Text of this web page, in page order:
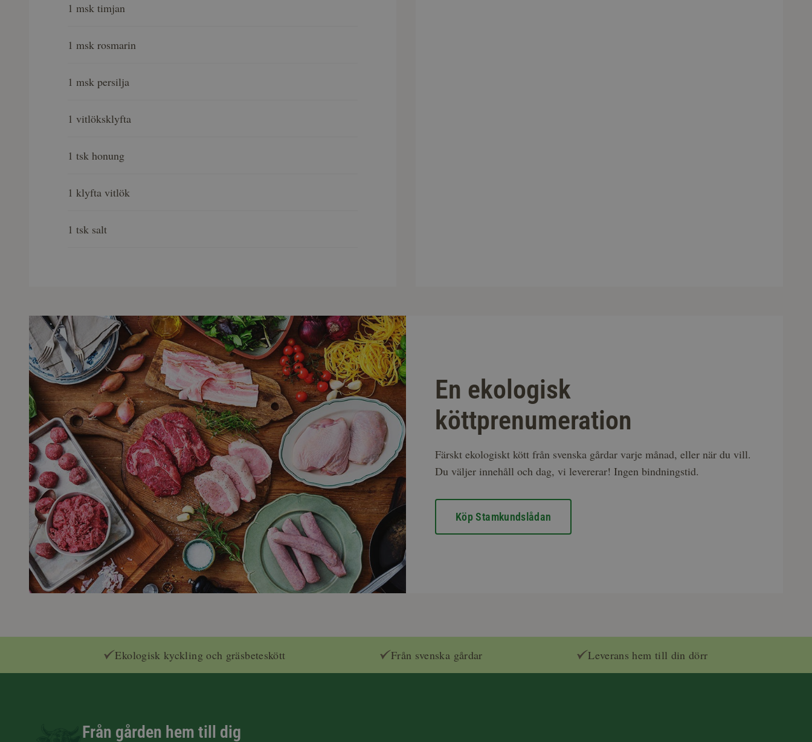
1 msk timjan
1 msk rosmarin
1 msk persilja
1 vitlöksklyfta
1 tsk honung
1 klyfta vitlök
1 tsk salt
En ekologisk
köttprenumeration
Färskt ekologiskt kött från svenska gårdar varje månad, eller när du vill.
Du väljer innehåll och dag, vi levererar! Ingen bindningstid.
Köp Stamkundslådan
Ekologisk kyckling och gräsbeteskött Från svenska gårdar Leverans hem till din dörr
Från gården hem till dig